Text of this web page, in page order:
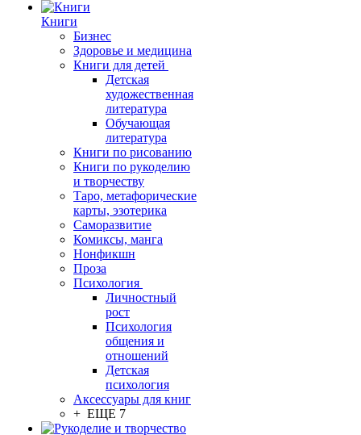
Книги
Бизнес
Здоровье и медицина
Книги для детей
Детская
художественная
литература
Обучающая
литература
Книги по рисованию
Книги по рукоделию
и творчеству
Таро, метафорические
карты, эзотерика
Саморазвитие
Комиксы, манга
Нонфикшн
Проза
Психология
Личностный
рост
Психология
общения и
отношений
Детская
психология
Аксессуары для книг
+ ЕЩЕ 7